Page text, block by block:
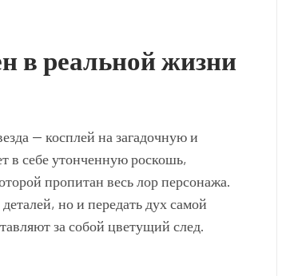
в реальной жизни
— косплей на загадочную и
в себе утонченную роскошь,
пропитан весь лор персонажа.
но и передать дух самой
за собой цветущий след.